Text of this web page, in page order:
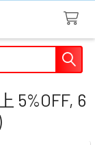
5%OFF, 6